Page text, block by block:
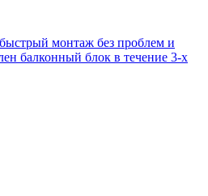
монтаж без проблем и
балконный блок в течение 3-х